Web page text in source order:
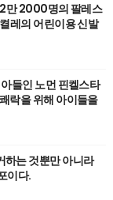
만 2000명의 팔레스
레의 어린이용 신발
들인 노먼 핀켈스타
락을 위해 아이들을
하는 것뿐만 아니라
이다.